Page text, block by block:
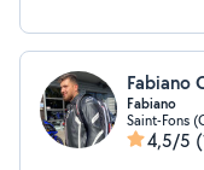
Fabiano
Fabiano
Saint-Fons
4,5/5